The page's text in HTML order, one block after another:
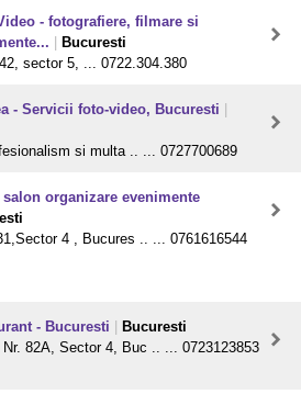
- fotografiere, filmare si
Bucuresti
sector 5, ... 0722.304.380
- Servicii foto-video, Bucuresti
si multa .. ... 0727700689
organizare evenimente
4 , Bucures .. ... 0761616544
- Bucuresti
Bucuresti
82A, Sector 4, Buc .. ... 0723123853